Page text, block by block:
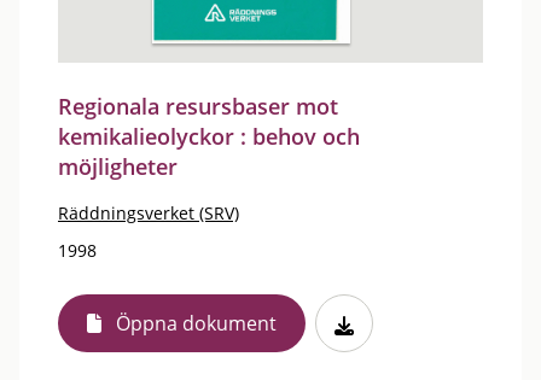
Regionala resursbaser mot
kemikalieolyckor : behov och
möjligheter
Räddningsverket (SRV)
1998
Öppna dokument